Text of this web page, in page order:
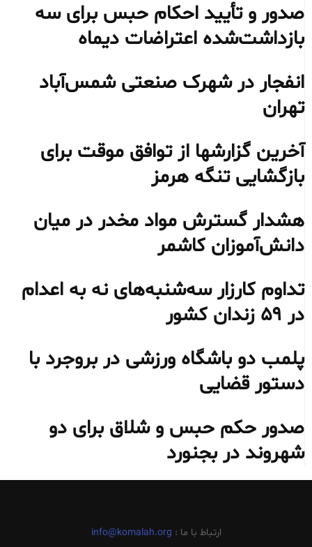
صدور و تأیید احکام حبس برای سه
بازداشت‌شده اعتراضات دیماه
انفجار در شهرک صنعتی شمس‌آباد
تهران
آخرین گزارشها از توافق موقت برای
بازگشایی تنگه هرمز
هشدار گسترش مواد مخدر در میان
دانش‌آموزان کاشمر
تداوم کارزار سه‌شنبه‌های نه به اعدام
در ۵۹ زندان کشور
پلمب دو باشگاه ورزشی در بروجرد با
دستور قضایی
صدور حکم حبس و شلاق برای دو
شهروند در بجنورد
ارتباط با ما : info@komalah.org